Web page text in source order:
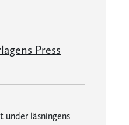
Press
läsningens